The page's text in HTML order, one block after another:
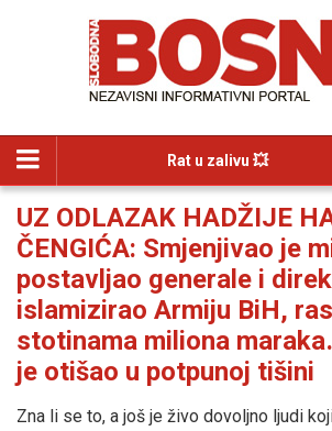
Rat u zalivu 💥
UZ ODLAZAK HADŽIJE
ČENGIĆA: Smjenjivao je
postavljao generale i
islamizirao Armiju BiH,
stotinama miliona
je otišao u potpunoj tišini
Zna li se to, a još je živo dovoljno ljudi